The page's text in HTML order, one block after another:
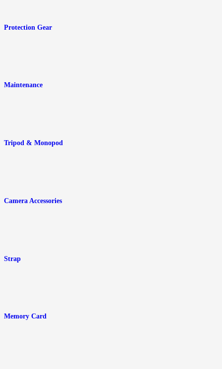
Protection Gear
Maintenance
Tripod & Monopod
Camera Accessories
Strap
Memory Card